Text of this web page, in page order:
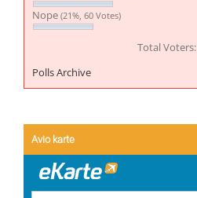
Nope (21%, 60 Votes)
Total Voters:
Polls Archive
Avio karte